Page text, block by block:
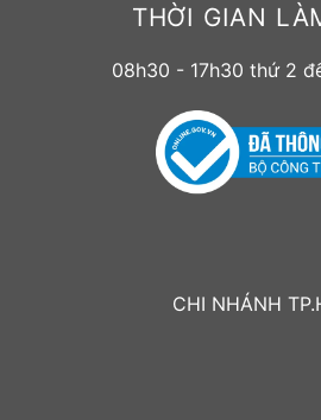
THỜI GIAN
08h30 - 17h30 thứ 2
CHI NHÁNH